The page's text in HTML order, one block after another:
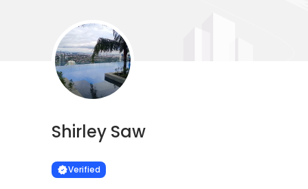
Shirley Saw
VERIFIED
Verified
Learn more